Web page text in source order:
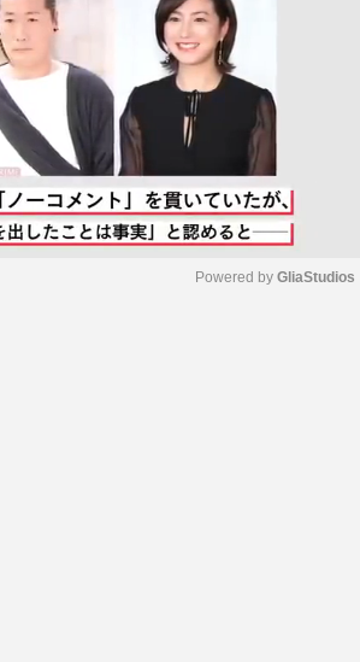
Powered by GliaStudios